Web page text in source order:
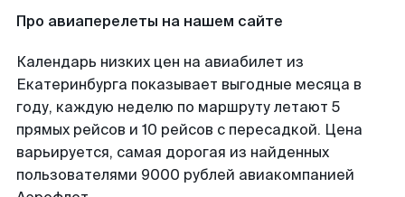
Про авиаперелеты на нашем сайте
Календарь низких цен на авиабилет из
Екатеринбурга показывает выгодные месяца в
году, каждую неделю по маршруту летают 5
прямых рейсов и 10 рейсов с пересадкой. Цена
варьируется, самая дорогая из найденных
пользователями 9000 рублей авиакомпанией